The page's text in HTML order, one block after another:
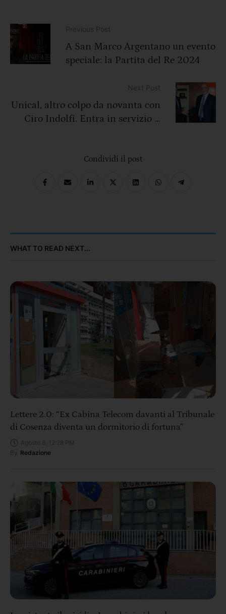
A San Marco Argentano un evento
speciale: la Partita del Re 2024
Unical, altro colpo da novanta con
Ciro Indolfi. Entra in servizio il
Condividi il post
WHAT TO READ NEXT...
Lettere 2.0: “Ex Cabina Telecom davanti al Tribunale
di Cosenza diventa un dormitorio di fortuna”
Redazione